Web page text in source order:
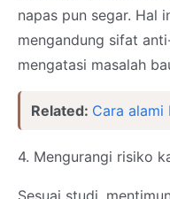
napas pun segar. Hal
mengandung sifat
mengatasi masalah
Related: Cara
4. Mengurangi risiko
Sesuai studi,